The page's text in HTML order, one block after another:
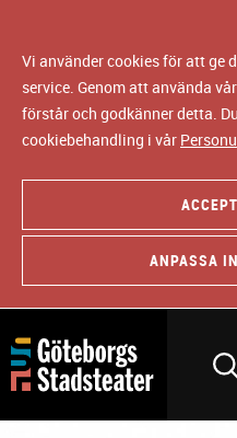
Vi använder cookies för att ge
service. Genom att använda
förstår och godkänner detta.
cookiebehandling i vår
ANPASSA